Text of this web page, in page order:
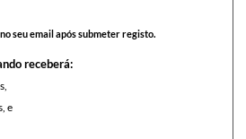
seu email após submeter registo.
receberá:
e